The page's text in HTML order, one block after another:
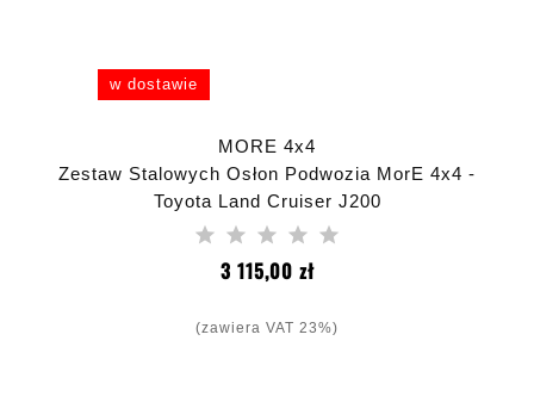
w dostawie
MORE 4x4
Zestaw Stalowych Osłon Podwozia MorE 4x4 -
Toyota Land Cruiser J200
3 115,00 złCena
(zawiera VAT 23%)